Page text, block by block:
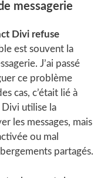
messagerie
Divi refuse
est souvent la
J’ai passé
ce problème
cas, c’était lié à
utilise la
les messages, mais
ou mal
partagés.